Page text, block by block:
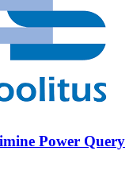
Power Query